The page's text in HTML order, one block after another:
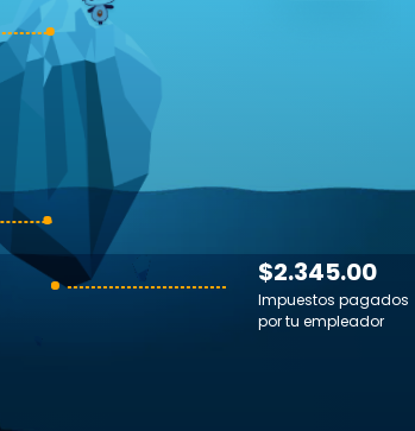
$2.345.00
Impuestos pagados
por tu empleador